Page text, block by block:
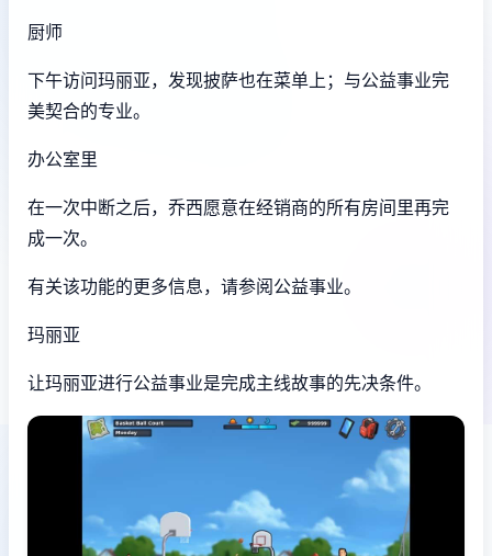
厨师
下午访问玛丽亚，发现披萨也在菜单上；与公益事业完
美契合的专业。
办公室里
在一次中断之后，乔西愿意在经销商的所有房间里再完
成一次。
有关该功能的更多信息，请参阅公益事业。
玛丽亚
让玛丽亚进行公益事业是完成主线故事的先决条件。